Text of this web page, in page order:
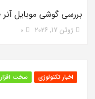
بررسی گوشی موبایل آنر 400
ژوئن 17, 2026 0
اخبار تکنولوژی سخت افزار